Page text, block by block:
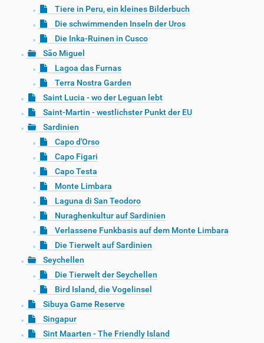
Tiere in Peru, ein kleines Bilderbuch
Die schwimmenden Inseln der Uros
Die Inka-Ruinen in Cusco
São Miguel
Lagoa das Furnas
Terra Nostra Garden
Saint Lucia - wo der Leguan lebt
Saint-Martin - westlichster Punkt der EU
Sardinien
Capo d'Orso
Capo Figari
Capo Testa
Monte Limbara
Laguna di San Teodoro
Nuraghenkultur auf Sardinien
Verlassene Funkbasis auf dem Monte Limbara
Die Tierwelt auf Sardinien
Seychellen
Die Tierwelt der Seychellen
Bird Island, die Vogelinsel
Sibuya Game Reserve
Singapur
Sint Maarten - The Friendly Island